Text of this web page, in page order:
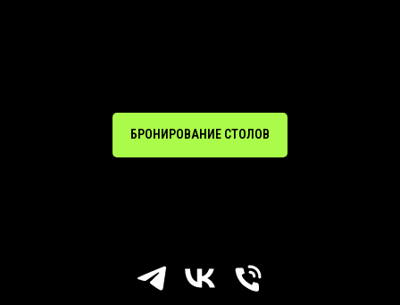
БРОНИРОВАНИЕ СТОЛОВ